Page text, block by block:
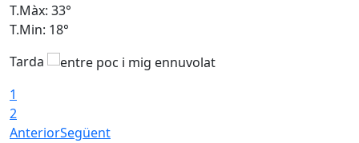
T.Màx: 33°
T.Min: 18°
Tarda
1
2
AnteriorSegüent